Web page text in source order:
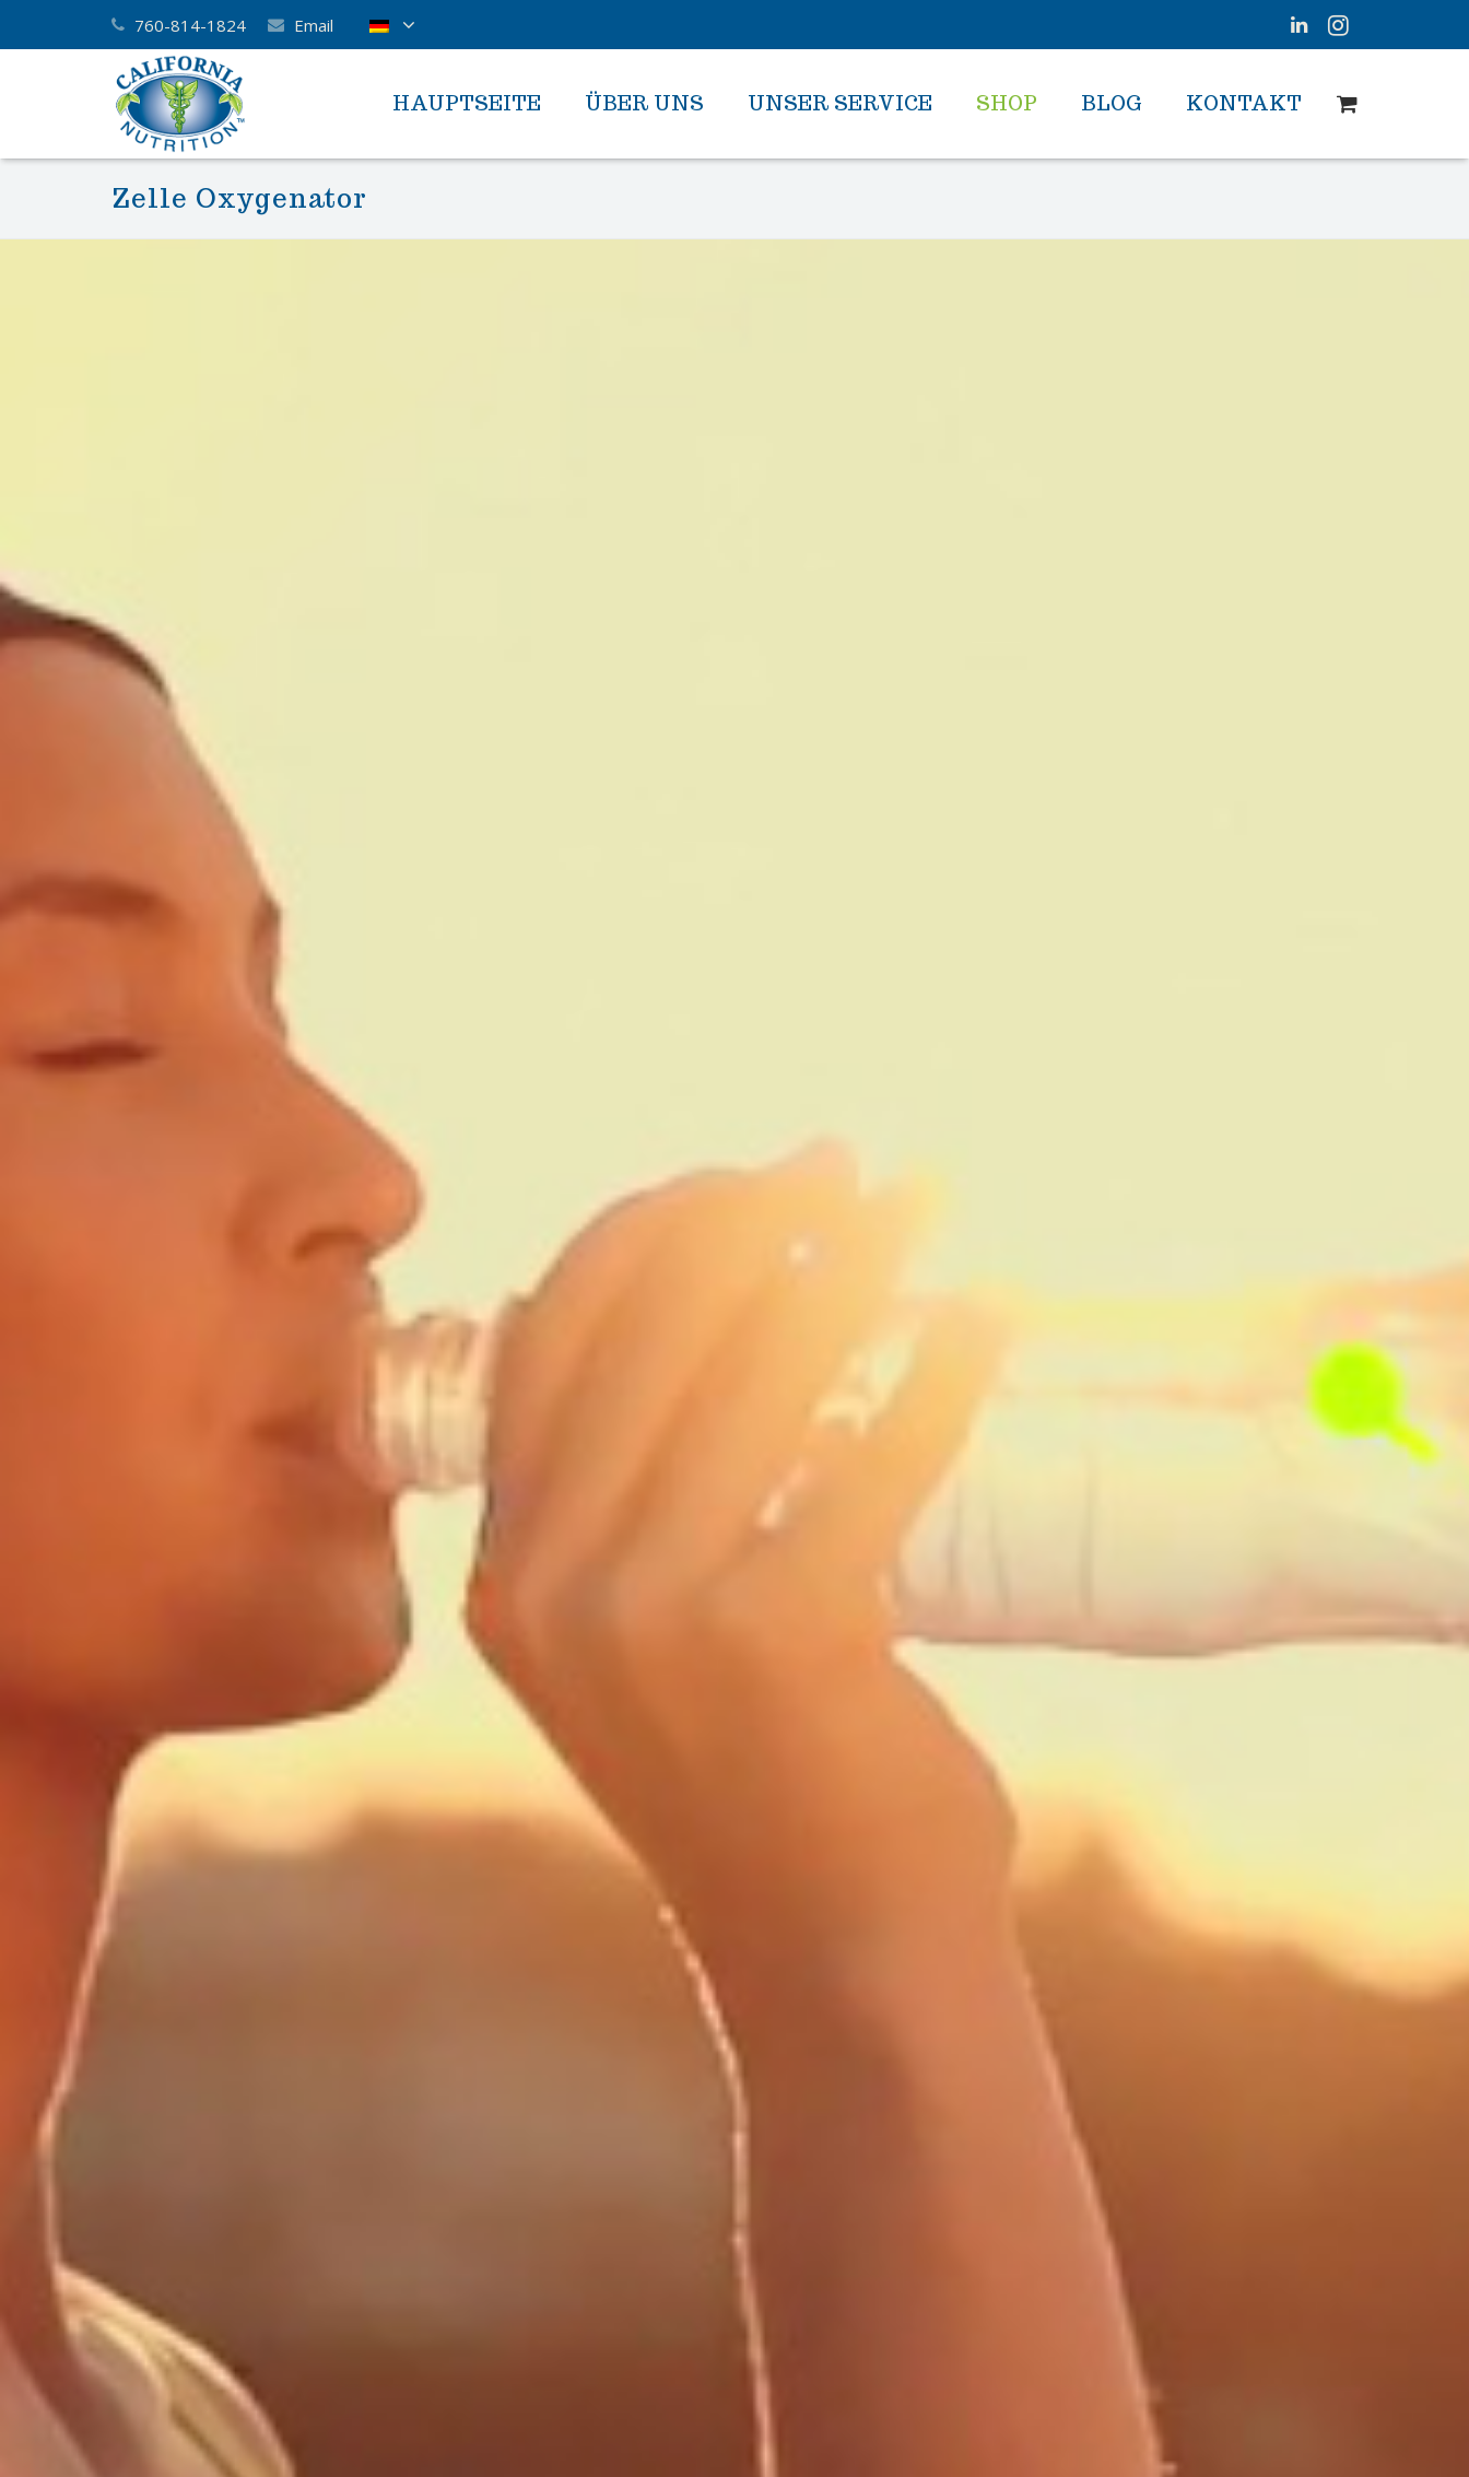
760-814-1824 Email
HAUPTSEITE ÜBER UNS UNSER SERVICE SHOP BLOG KONTAKT
Zelle Oxygenator